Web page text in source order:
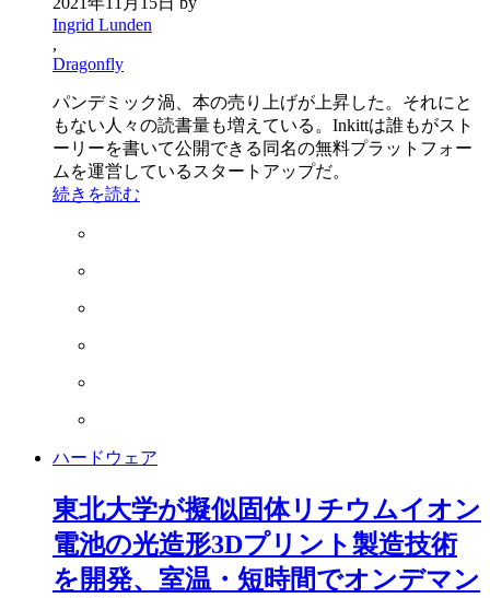
Ingrid Lunden
,
Dragonfly
パンデミック渦、本の売り上げが上昇した。それにと
もない人々の読書量も増えている。Inkittは誰もがスト
ーリーを書いて公開できる同名の無料プラットフォー
ムを運営しているスタートアップだ。
続きを読む
ハードウェア
東北大学が擬似固体リチウムイオン
電池の光造形3Dプリント製造技術
を開発、室温・短時間でオンデマン